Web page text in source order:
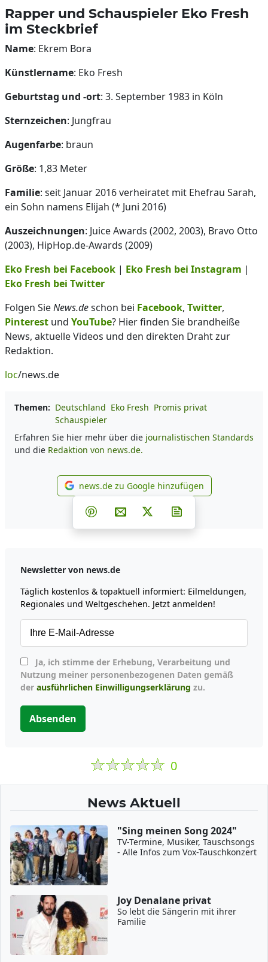
Rapper und Schauspieler Eko Fresh
im Steckbrief
Name: Ekrem Bora
Künstlername: Eko Fresh
Geburtstag und -ort: 3. September 1983 in Köln
Sternzeichen: Jungfrau
Augenfarbe: braun
Größe: 1,83 Meter
Familie: seit Januar 2016 verheiratet mit Ehefrau Sarah,
ein Sohn namens Elijah (* Juni 2016)
Auszeichnungen: Juice Awards (2002, 2003), Bravo Otto
(2003), HipHop.de-Awards (2009)
Eko Fresh bei Facebook | Eko Fresh bei Instagram |
Eko Fresh bei Twitter
Folgen SieNews.deschon bei Facebook, Twitter,
Pinterest und YouTube? Hier finden Sie brandheiße
News, aktuelle Videos und den direkten Draht zur
Redaktion.
loc/news.de
Themen: Deutschland Eko Fresh Promis privat
Schauspieler
Erfahren Sie hier mehr über die journalistischen Standards
und die Redaktion von news.de.
news.de zu Google
news.de zu Google hinzufügen
Teilen auf Facebook
Teilen auf Whatsapp
Teilen auf Telegram
Teilen auf Pinterest
Per E-Mail teilen
Post auf X
Newsletter von news.de
Täglich kostenlos & topaktuell informiert: Eilmeldungen,
Regionales und Weltgeschehen. Jetzt anmelden!
Nutzung meiner personenbezogenen Daten gemäß
der ausführlichen Einwilligungserklärung zu.
Absenden
0
News Aktuell
"Sing meinen Song 2024"
TV-Termine, Musiker, Tauschsongs
- Alle Infos zum Vox-Tauschkonzert
Joy Denalane privat
So lebt die Sängerin mit ihrer
Familie